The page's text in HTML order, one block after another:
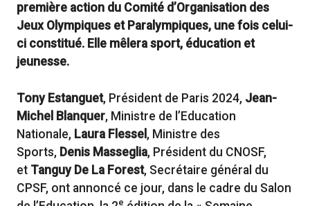
première action du Comité d’Organisation des
Jeux Olympiques et Paralympiques, une fois celui-
ci constitué. Elle mêlera sport, éducation et
jeunesse.
Tony Estanguet, Président de Paris 2024, Jean-
Michel Blanquer, Ministre de l’Education
Nationale, Laura Flessel , Ministre des
Sports, Denis Masseglia, Président du CNOSF,
et Tanguy De La Forest, Secrétaire général du
CPSF, ont annoncé ce jour, dans le cadre du Salon
e